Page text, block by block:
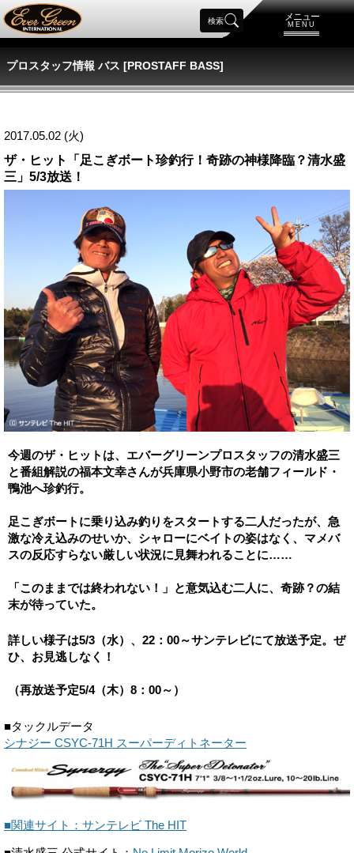
メニュー
MENU
検索
プロスタッフ情報 バス [PROSTAFF BASS]
2017.05.02 (火)
ザ・ヒット「足こぎボート珍釣行！奇跡の神様降臨？清水盛
三」5/3放送！
今週のザ・ヒットは、エバーグリーンプロスタッフの清水盛三
と番組解説の福本文幸さんが兵庫県小野市の老舗フィールド・
鴨池へ珍釣行。
足こぎボートに乗り込み釣りをスタートする二人だったが、急
激な冷え込みのせいか、シャローにベイトの姿はなく、マメバ
スの反応すらない厳しい状況に見舞われることに……
「このままでは終われない！」と意気込む二人に、奇跡？の結
末が待っていた。
詳しい様子は5/3（水）、22：00～サンテレビにて放送予定。ぜ
ひ、お見逃しなく！
（再放送予定5/4（木）8：00～）
■タックルデータ
シナジー CSYC-71H スーパーディトネーター
■関連サイト：サンテレビ The HIT